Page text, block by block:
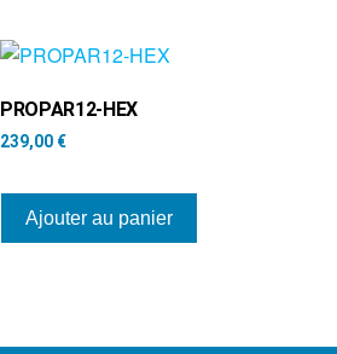
PROPAR12-HEX
239,00 €
Ajouter au panier